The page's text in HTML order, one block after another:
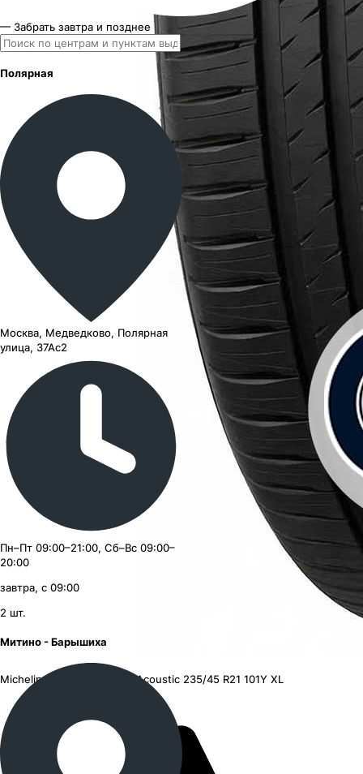
Michelin Pilot Sport 4 SUV Acoustic 235/45 R21 101Y XL
— Забрать завтра и позднее
Полярная
Москва, Медведково, Полярная
улица, 37Ас2
Пн–Пт 09:00–21:00, Сб–Вс 09:00–
20:00
завтра, с 09:00
2 шт.
Митино - Барышиха